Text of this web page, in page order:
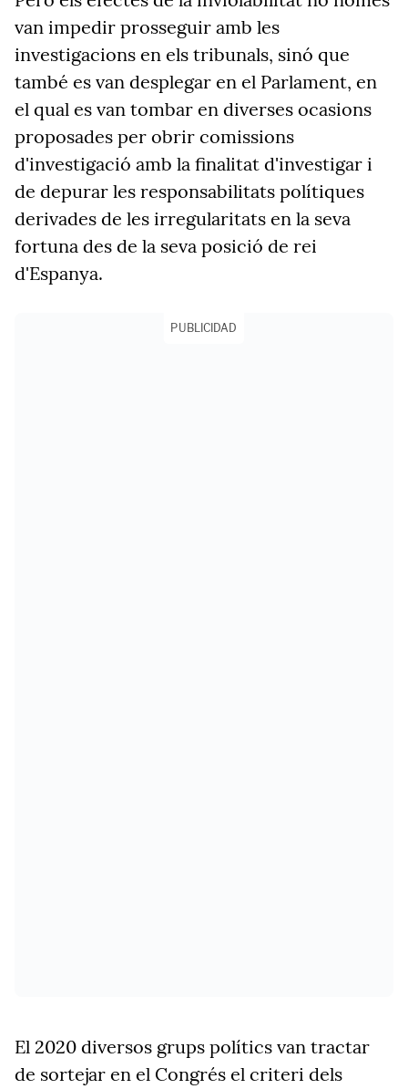
van impedir prosseguir amb les
investigacions en els tribunals, sinó que
també es van desplegar en el Parlament, en
el qual es van tombar en diverses ocasions
proposades per obrir comissions
d'investigació amb la finalitat d'investigar i
de depurar les responsabilitats polítiques
derivades de les irregularitats en la seva
fortuna des de la seva posició de rei
d'Espanya.
PUBLICIDAD
El 2020 diversos grups polítics van tractar
de sortejar en el Congrés el criteri dels